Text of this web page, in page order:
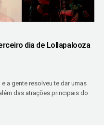
dia de Lollapalooza
a gente resolveu te dar umas
das atrações principais do